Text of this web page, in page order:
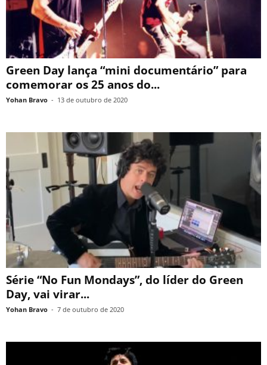
Green Day lança “mini documentário” para
comemorar os 25 anos do...
Yohan Bravo - 13 de outubro de 2020
Série “No Fun Mondays”, do líder do Green
Day, vai virar...
Yohan Bravo - 7 de outubro de 2020